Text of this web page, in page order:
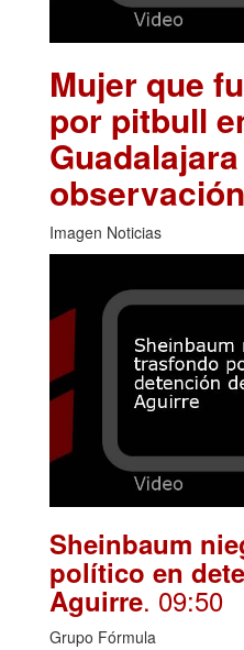
Mujer que
por pitbull
observación
Imagen Noticias
Sheinbaum
político en
Aguirre. 09:50
Grupo Fórmula